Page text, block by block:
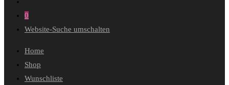
0
Website-Suche umschalten
Home
Shop
Wunschliste